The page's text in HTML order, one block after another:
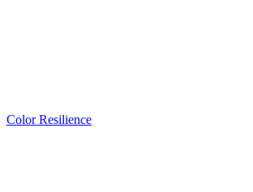
Color Resilience